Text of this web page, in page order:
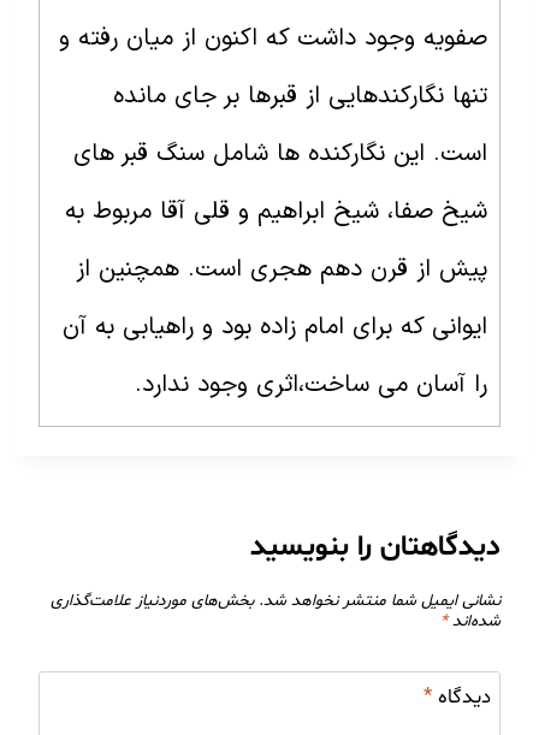
صفویه وجود داشت که اکنون از میان رفته و
تنها نگارکندهایی از قبرها بر جای مانده
است. این نگارکنده ها شامل سنگ قبر های
شیخ صفا، شیخ ابراهیم و قلی آقا مربوط به
پیش از قرن دهم هجری است. همچنین از
ایوانی که برای امام زاده بود و راهیابی به آن
را آسان می ساخت،اثری وجود ندارد.
دیدگاهتان را بنویسید
نشانی ایمیل شما منتشر نخواهد شد. بخش‌های موردنیاز علامت‌گذاری
شده‌اند*
دیدگاه*